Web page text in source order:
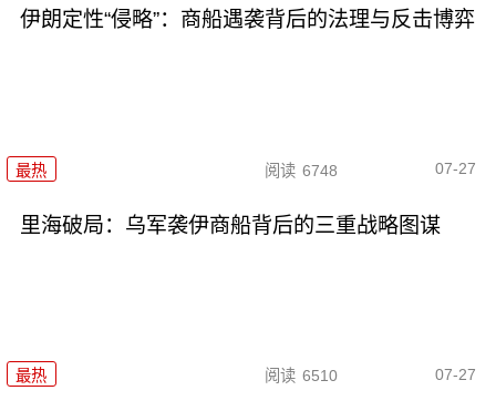
伊朗定性“侵略”：商船遇袭背后的法理与反击博弈
最热 阅读 6748 07-27
里海破局：乌军袭伊商船背后的三重战略图谋
最热 阅读 6510 07-27